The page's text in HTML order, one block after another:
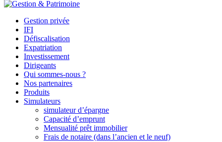
Gestion privée
IFI
Défiscalisation
Expatriation
Investissement
Dirigeants
Qui sommes-nous ?
Nos partenaires
Produits
Simulateurs
simulateur d’épargne
Capacité d’emprunt
Mensualité prêt immobilier
Frais de notaire (dans l’ancien et le neuf)